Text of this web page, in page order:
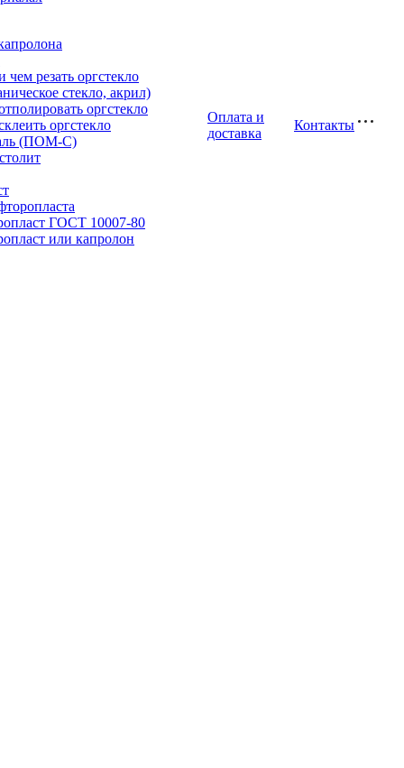
чем резать оргстекло
стекло, акрил)
оргстекло
оргстекло
(ПОМ-С)
ГОСТ 10007-80
или капролон
Оплата и
доставка
Контакты